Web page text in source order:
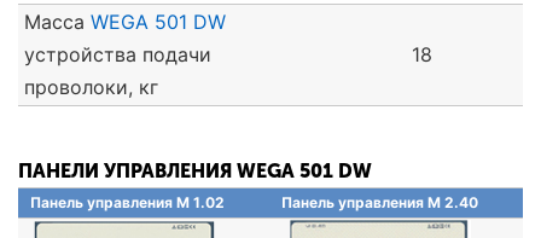
Масса WEGA 501 DW
устройства подачи
проволоки, кг
18
ПАНЕЛИ УПРАВЛЕНИЯ WEGA 501 DW
Панель управления М 1.02 Панель управления М 2.40